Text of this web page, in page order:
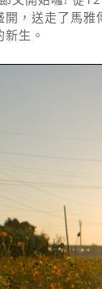
開，送走了馬雅
生。